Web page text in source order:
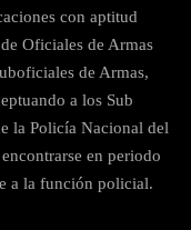
con aptitud
Oficiales de Armas
de Armas,
a los Sub
la Policía Nacional del
en periodo
a la función policial.